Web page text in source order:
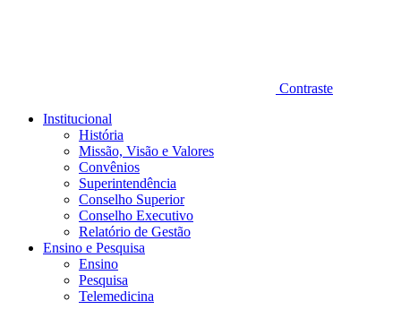
Contraste
Institucional
História
Missão, Visão e Valores
Convênios
Superintendência
Conselho Superior
Conselho Executivo
Relatório de Gestão
Ensino e Pesquisa
Ensino
Pesquisa
Telemedicina